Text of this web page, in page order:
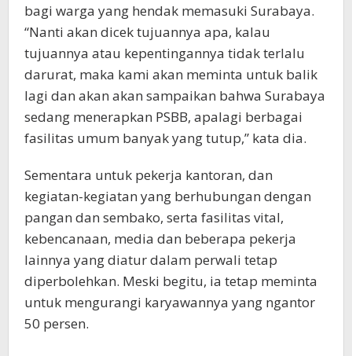
bagi warga yang hendak memasuki Surabaya.
“Nanti akan dicek tujuannya apa, kalau
tujuannya atau kepentingannya tidak terlalu
darurat, maka kami akan meminta untuk balik
lagi dan akan akan sampaikan bahwa Surabaya
sedang menerapkan PSBB, apalagi berbagai
fasilitas umum banyak yang tutup,” kata dia.
Sementara untuk pekerja kantoran, dan
kegiatan-kegiatan yang berhubungan dengan
pangan dan sembako, serta fasilitas vital,
kebencanaan, media dan beberapa pekerja
lainnya yang diatur dalam perwali tetap
diperbolehkan. Meski begitu, ia tetap meminta
untuk mengurangi karyawannya yang ngantor
50 persen.